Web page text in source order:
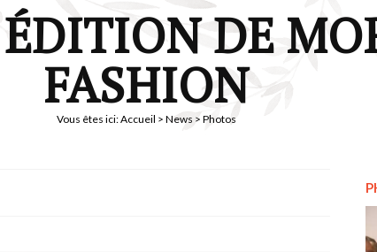
DE
FASHION
Vous êtes ici:Accueil > News > Photos